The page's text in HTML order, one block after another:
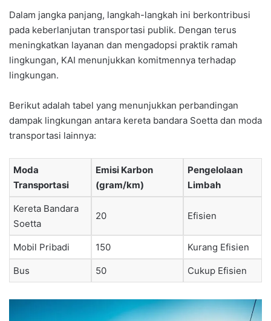
Dalam jangka panjang, langkah-langkah ini berkontribusi
pada keberlanjutan transportasi publik. Dengan terus
meningkatkan layanan dan mengadopsi praktik ramah
lingkungan, KAI menunjukkan komitmennya terhadap
lingkungan.
Berikut adalah tabel yang menunjukkan perbandingan
dampak lingkungan antara kereta bandara Soetta dan moda
transportasi lainnya:
Moda
Transportasi
Emisi Karbon
(gram/km)
Pengelolaan
Limbah
Kereta Bandara
Soetta
20 Efisien
Mobil Pribadi 150 Kurang Efisien
Bus 50 Cukup Efisien